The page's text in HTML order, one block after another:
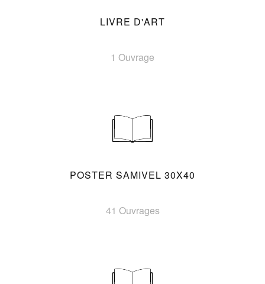
LIVRE D'ART
1 Ouvrage
POSTER SAMIVEL 30X40
41 Ouvrages